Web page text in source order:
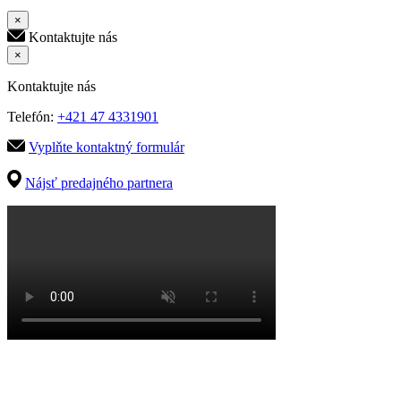
×
Kontaktujte nás
×
Kontaktujte nás
Telefón: +421 47 4331901
Vyplňte kontaktný formulár
Nájsť predajného partnera